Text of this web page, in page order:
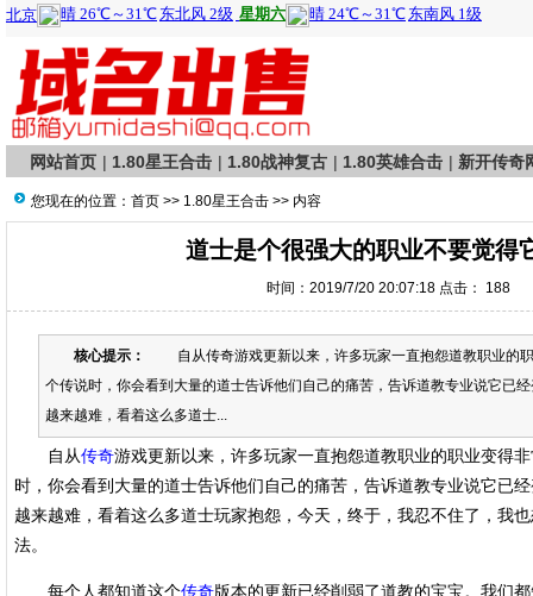
网站首页 | 1.80星王合击 | 1.80战神复古 | 1.80英雄合击 | 新开传奇
您现在的位置： 首页 >> 1.80星王合击 >> 内容
道士是个很强大的职业不要觉得
时间：2019/7/20 20:07:18 点击： 188
核心提示：
自从传奇游戏更新以来，许多玩家一直抱怨道教职业的
个传说时，你会看到大量的道士告诉他们自己的痛苦，告诉道教专业说它已
越来越难，看着这么多道士...
自从传奇游戏更新以来，许多玩家一直抱怨道教职业的职业变得
时，你会看到大量的道士告诉他们自己的痛苦，告诉道教专业说它已
越来越难，看着这么多道士玩家抱怨，今天，终于，我忍不住了，我
法。
每个人都知道这个传奇版本的更新已经削弱了道教的宝宝。我们